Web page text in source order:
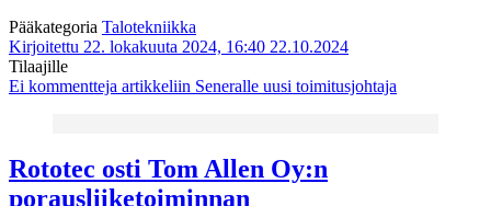
Pääkategoria Talotekniikka
Kirjoitettu 22. lokakuuta 2024, 16:40 22.10.2024
Tilaajille
Ei kommentteja artikkeliin Seneralle uusi toimitusjohtaja
Rototec osti Tom Allen Oy:n
porausliiketoiminnan